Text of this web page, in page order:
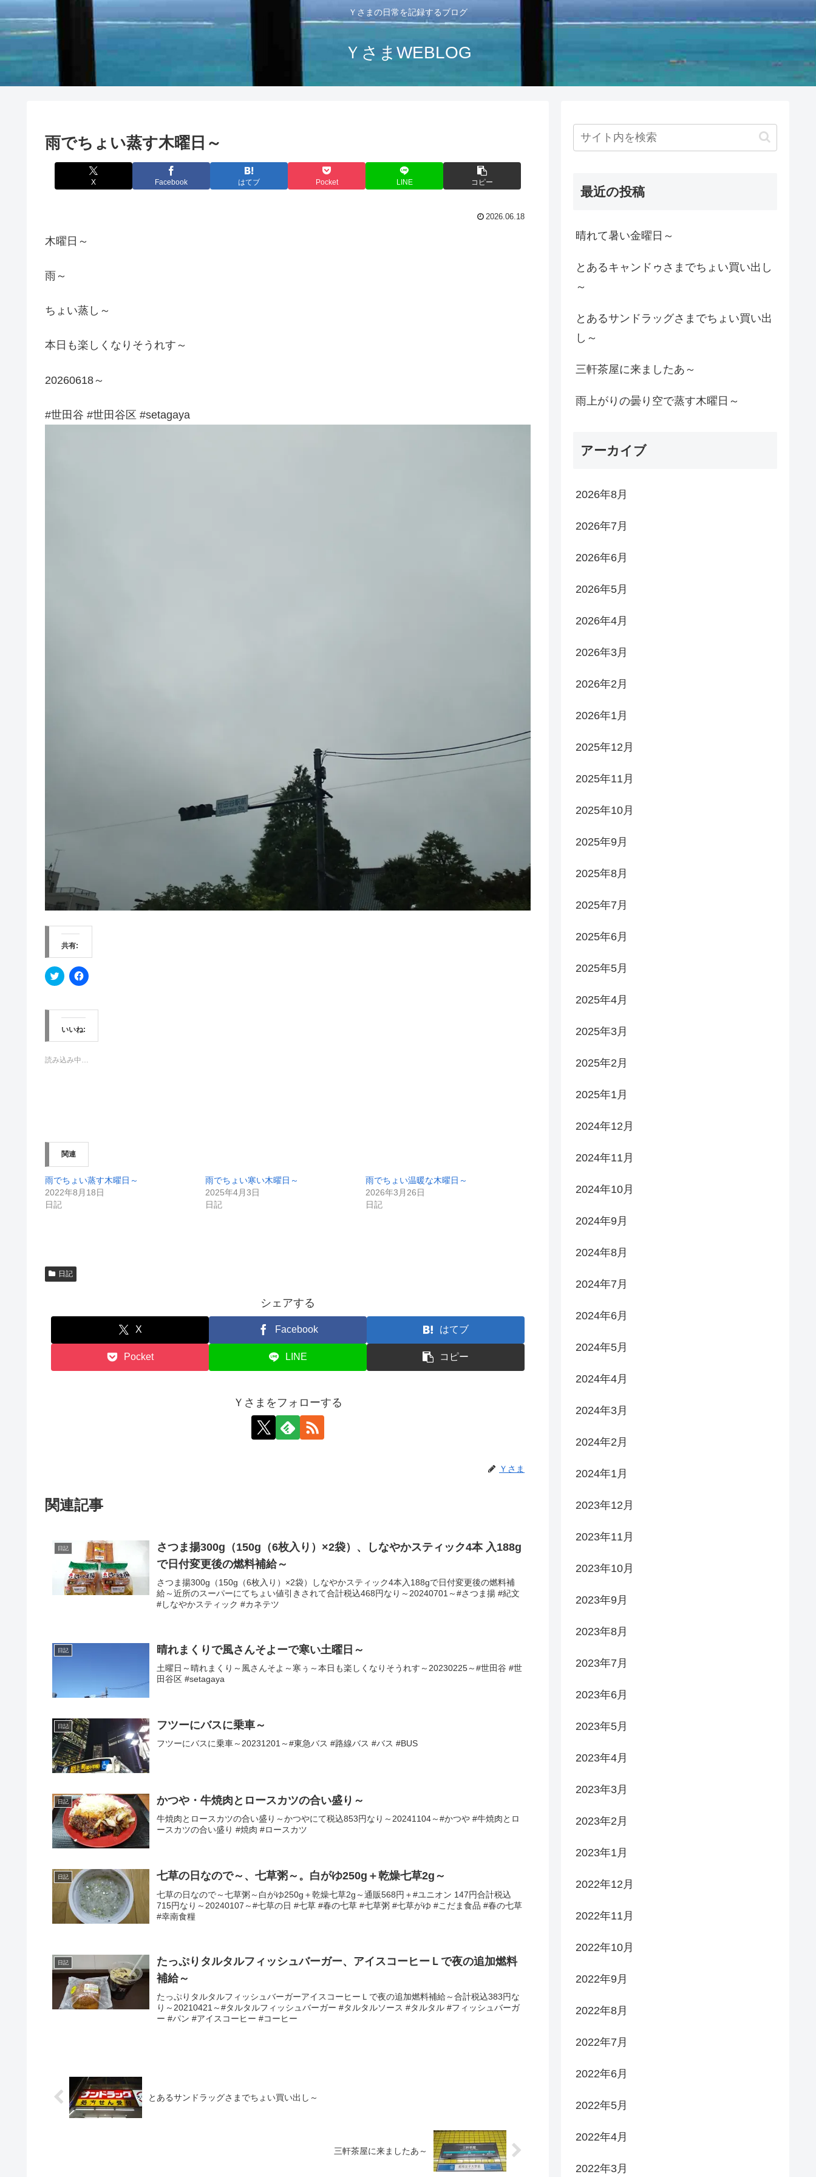
Ｙさまの日常を記録するブログ
ＹさまWEBLOG
雨でちょい蒸す木曜日～
X Facebook はてブ Pocket LINE コピー
2026.06.18
木曜日～
雨～
ちょい蒸し～
本日も楽しくなりそうれす～
20260618～
#世田谷 #世田谷区 #setagaya
共有:
ク
リ
て
T
w
t
e
ィ
ン
ド
ウ
開
き
ま
す
)
F
a
o
o
k
共
す
く
い
新
し
い
いいね:
読み込み中…
関連
雨でちょい蒸す木曜日～
2022年8月18日
日記
雨でちょい寒い木曜日～
2025年4月3日
日記
雨でちょい温暖な木曜日～
2026年3月26日
日記
日記
シェアする
X Facebook はてブ
Pocket LINE コピー
Ｙさまをフォローする
Ｙさま
関連記事
日記
さつま揚300g（150g（6枚入り）×2袋）、しなやかスティック4本 入188g
で日付変更後の燃料補給～
さつま揚300g（150g（6枚入り）×2袋）しなやかスティック4本入188gで日付変更後の燃料補
給～近所のスーパーにてちょい値引きされて合計税込468円なり～20240701～#さつま揚 #紀文
#しなやかスティック #カネテツ
日記 晴れまくりで風さんそよーで寒い土曜日～
土曜日～晴れまくり～風さんそよ～寒ぅ～本日も楽しくなりそうれす～20230225～#世田谷 #世
田谷区 #setagaya
日記 フツーにバスに乗車～
フツーにバスに乗車～20231201～#東急バス #路線バス #バス #BUS
日記 かつや・牛焼肉とロースカツの合い盛り～
牛焼肉とロースカツの合い盛り～かつやにて税込853円なり～20241104～#かつや #牛焼肉とロ
ースカツの合い盛り #焼肉 #ロースカツ
日記 七草の日なので～、七草粥～。白がゆ250g＋乾燥七草2g～
七草の日なので～七草粥～白がゆ250g＋乾燥七草2g～通販568円＋#ユニオン 147円合計税込
715円なり～20240107～#七草の日 #七草 #春の七草 #七草粥 #七草がゆ #こだま食品 #春の七草
#幸南食糧
日記
たっぷりタルタルフィッシュバーガー、アイスコーヒーＬで夜の追加燃料
補給～
たっぷりタルタルフィッシュバーガーアイスコーヒーＬで夜の追加燃料補給～合計税込383円な
り～20210421～#タルタルフィッシュバーガー #タルタルソース #タルタル #フィッシュバーガ
ー #パン #アイスコーヒー #コーヒー
とあるサンドラッグさまでちょい買い出し～
三軒茶屋に来ましたあ～
最近の投稿
晴れて暑い金曜日～
とあるキャンドゥさまでちょい買い出し
～
とあるサンドラッグさまでちょい買い出
し～
三軒茶屋に来ましたあ～
雨上がりの曇り空で蒸す木曜日～
アーカイブ
2026年8月
2026年7月
2026年6月
2026年5月
2026年4月
2026年3月
2026年2月
2026年1月
2025年12月
2025年11月
2025年10月
2025年9月
2025年8月
2025年7月
2025年6月
2025年5月
2025年4月
2025年3月
2025年2月
2025年1月
2024年12月
2024年11月
2024年10月
2024年9月
2024年8月
2024年7月
2024年6月
2024年5月
2024年4月
2024年3月
2024年2月
2024年1月
2023年12月
2023年11月
2023年10月
2023年9月
2023年8月
2023年7月
2023年6月
2023年5月
2023年4月
2023年3月
2023年2月
2023年1月
2022年12月
2022年11月
2022年10月
2022年9月
2022年8月
2022年7月
2022年6月
2022年5月
2022年4月
2022年3月